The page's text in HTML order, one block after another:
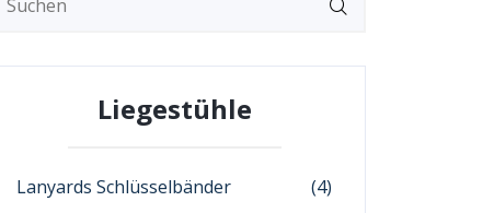
Liegestühle
Lanyards Schlüsselbänder
(4)